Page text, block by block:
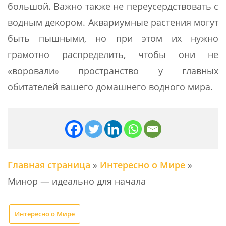
большой. Важно также не переусердствовать с
водным декором. Аквариумные растения могут
быть пышными, но при этом их нужно
грамотно распределить, чтобы они не
«воровали» пространство у главных
обитателей вашего домашнего водного мира.
Главная страница » Интересно о Мире »
Минор — идеально для начала
Интересно о Мире